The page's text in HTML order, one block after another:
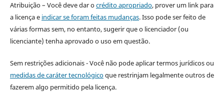
Atribuição – Você deve dar ocrédito apropriado, prover um link para
a licença e indicar se foram feitas mudanças. Isso pode ser feito de
várias formas sem, no entanto, sugerir que o licenciador (ou
licenciante) tenha aprovado o uso em questão.
Sem restrições adicionais - Você não pode aplicar termos jurídicos ou
medidas de caráter tecnológicoque restrinjam legalmente outros de
fazerem algo permitido pela licença.